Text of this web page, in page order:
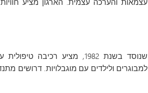
למבוגרים ולילדים עם מוגבלויות. דרושים